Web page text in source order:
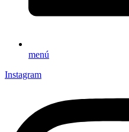
menú
Instagram